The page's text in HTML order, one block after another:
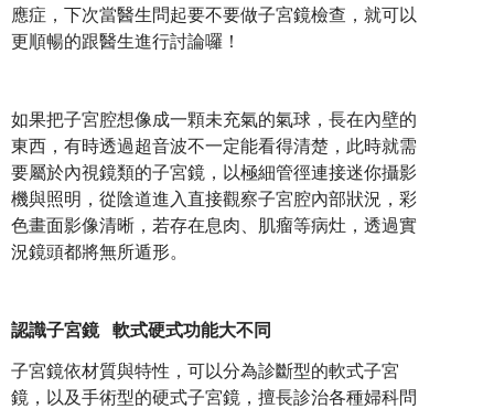
應症，下次當醫生問起要不要做子宮鏡檢查，就可以
更順暢的跟醫生進行討論囉！
如果把子宮腔想像成一顆未充氣的氣球，長在內壁的
東西，有時透過超音波不一定能看得清楚，此時就需
要屬於內視鏡類的子宮鏡，以極細管徑連接迷你攝影
機與照明，從陰道進入直接觀察子宮腔內部狀況，彩
色畫面影像清晰，若存在息肉、肌瘤等病灶，透過實
況鏡頭都將無所遁形。
認識子宮鏡 軟式硬式功能大不同
子宮鏡依材質與特性，可以分為診斷型的軟式子宮
鏡，以及手術型的硬式子宮鏡，擅長診治各種婦科問